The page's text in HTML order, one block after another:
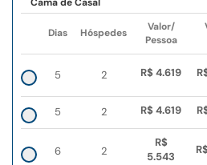
Cama de Casal
Dias Hóspedes
Valor/
Pessoa
5 2 R$ 4.619
5 2 R$ 4.619
6 2
R$
5.543